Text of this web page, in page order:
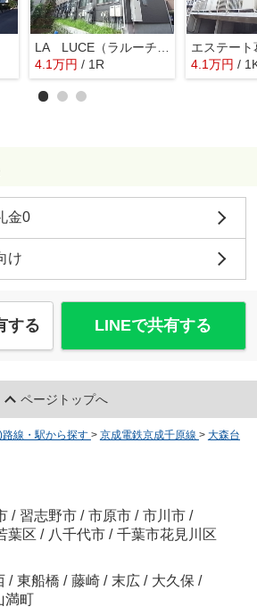
4.1万円 / 1R
エステート
4.1万円 /
金0
け
する LINEで共有する
ページトップへ
路線・駅から探す > 京成電鉄京成千原線 > 大森台
/ 習志野市 / 市原市 / 市川市 /
葉区 / 八千代市 / 千葉市花見川区
/ 東船橋 / 藤崎 / 末広 / 大久保 /
満町